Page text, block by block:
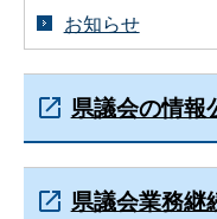
お知らせ
県議会の情報
県議会業務継